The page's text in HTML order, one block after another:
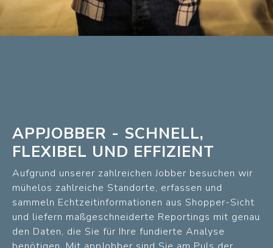
APPJOBBER - SCHNELL,
FLEXIBEL UND EFFIZIENT
Aufgrund unserer zahlreichen Jobber besuchen wir
mühelos zahlreiche Standorte, erfassen und
sammeln Echtzeitinformationen aus Shopper-Sicht
und liefern maßgeschneiderte Reportings mit genau
den Daten, die Sie für Ihre fundierte Analyse